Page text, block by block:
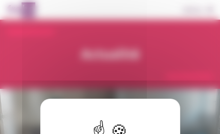
la
navigation
Actualité
Panneau de gestion des cookies